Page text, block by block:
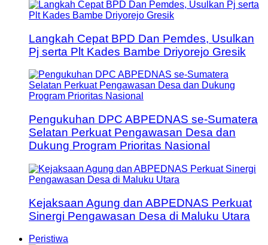
Langkah Cepat BPD Dan Pemdes, Usulkan
Pj serta Plt Kades Bambe Driyorejo Gresik
Pengukuhan DPC ABPEDNAS se-Sumatera
Selatan Perkuat Pengawasan Desa dan
Dukung Program Prioritas Nasional
Kejaksaan Agung dan ABPEDNAS Perkuat
Sinergi Pengawasan Desa di Maluku Utara
Peristiwa